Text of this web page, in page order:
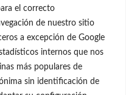
el correcto
de nuestro sitio
a excepción de Google
internos que nos
más populares de
sin identificación de